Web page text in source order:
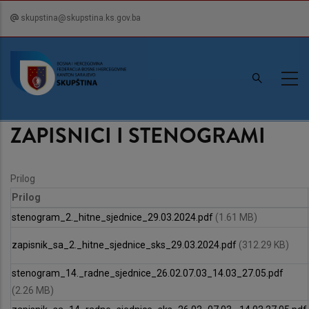
content
skupstina@skupstina.ks.gov.ba
ZAPISNICI I STENOGRAMI
Prilog
Prilog
stenogram_2._hitne_sjednice_29.03.2024.pdf (1.61 MB)
zapisnik_sa_2._hitne_sjednice_sks_29.03.2024.pdf (312.29 KB)
stenogram_14._radne_sjednice_26.02.07.03_14.03_27.05.pdf
(2.26 MB)